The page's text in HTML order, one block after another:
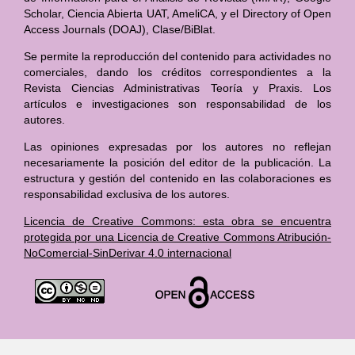
Scholar, Ciencia Abierta UAT, AmeliCA, y el Directory of Open
Access Journals (DOAJ), Clase/BiBlat.
Se permite la reproducción del contenido para actividades no
comerciales, dando los créditos correspondientes a la
Revista Ciencias Administrativas Teoría y Praxis. Los
artículos e investigaciones son responsabilidad de los
autores.
Las opiniones expresadas por los autores no reflejan
necesariamente la posición del editor de la publicación. La
estructura y gestión del contenido en las colaboraciones es
responsabilidad exclusiva de los autores.
Licencia de Creative Commons: esta obra se encuentra
protegida por una Licencia de Creative Commons Atribución-
NoComercial-SinDerivar 4.0 internacional